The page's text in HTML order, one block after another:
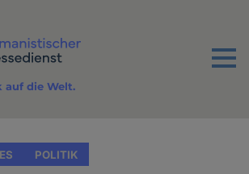
Menu
auf die Welt.
POLITIK